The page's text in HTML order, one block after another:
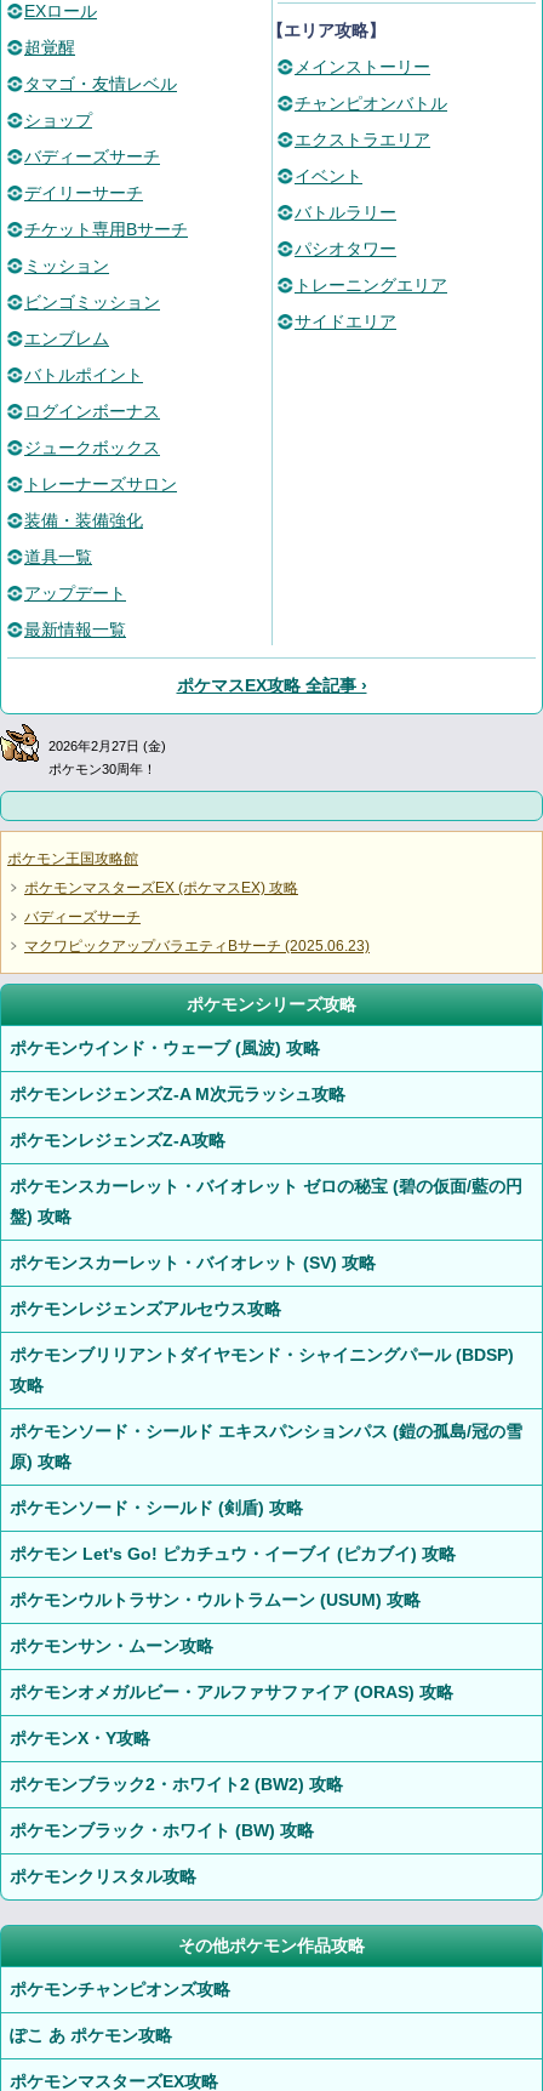
EXロール
超覚醒
タマゴ・友情レベル
ショップ
バディーズサーチ
デイリーサーチ
チケット専用Bサーチ
ミッション
ビンゴミッション
エンブレム
バトルポイント
ログインボーナス
ジュークボックス
トレーナーズサロン
装備・装備強化
道具一覧
アップデート
最新情報一覧
【エリア攻略】
メインストーリー
チャンピオンバトル
エクストラエリア
イベント
バトルラリー
パシオタワー
トレーニングエリア
サイドエリア
ポケマスEX攻略 全記事 ›
2026年2月27日 (金)
ポケモン30周年！
ポケモン王国攻略館
ポケモンマスターズEX (ポケマスEX) 攻略
バディーズサーチ
マクワピックアップバラエティBサーチ (2025.06.23)
ポケモンシリーズ攻略
ポケモンウインド・ウェーブ (風波) 攻略
ポケモンレジェンズZ-A M次元ラッシュ攻略
ポケモンレジェンズZ-A攻略
ポケモンスカーレット・バイオレット ゼロの秘宝 (碧の仮面/藍の円
盤) 攻略
ポケモンスカーレット・バイオレット (SV) 攻略
ポケモンレジェンズアルセウス攻略
ポケモンブリリアントダイヤモンド・シャイニングパール (BDSP)
攻略
ポケモンソード・シールド エキスパンションパス (鎧の孤島/冠の雪
原) 攻略
ポケモンソード・シールド (剣盾) 攻略
ポケモン Let's Go! ピカチュウ・イーブイ (ピカブイ) 攻略
ポケモンウルトラサン・ウルトラムーン (USUM) 攻略
ポケモンサン・ムーン攻略
ポケモンオメガルビー・アルファサファイア (ORAS) 攻略
ポケモンX・Y攻略
ポケモンブラック2・ホワイト2 (BW2) 攻略
ポケモンブラック・ホワイト (BW) 攻略
ポケモンクリスタル攻略
その他ポケモン作品攻略
ポケモンチャンピオンズ攻略
ぽこ あ ポケモン攻略
ポケモンマスターズEX攻略